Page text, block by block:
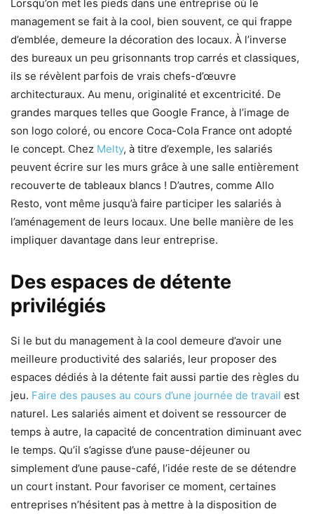
Lorsqu’on met les pieds dans une entreprise où le
management se fait à la cool, bien souvent, ce qui frappe
d’emblée, demeure la décoration des locaux. À l’inverse
des bureaux un peu grisonnants trop carrés et classiques,
ils se révèlent parfois de vrais chefs-d’œuvre
architecturaux. Au menu, originalité et excentricité. De
grandes marques telles que Google France, à l’image de
son logo coloré, ou encore Coca-Cola France ont adopté
le concept. Chez Melty, à titre d’exemple, les salariés
peuvent écrire sur les murs grâce à une salle entièrement
recouverte de tableaux blancs ! D’autres, comme Allo
Resto, vont même jusqu’à faire participer les salariés à
l’aménagement de leurs locaux. Une belle manière de les
impliquer davantage dans leur entreprise.
Des espaces de détente
privilégiés
Si le but du management à la cool demeure d’avoir une
meilleure productivité des salariés, leur proposer des
espaces dédiés à la détente fait aussi partie des règles du
jeu. Faire des pauses au cours d’une journée de travail est
naturel. Les salariés aiment et doivent se ressourcer de
temps à autre, la capacité de concentration diminuant avec
le temps. Qu’il s’agisse d’une pause-déjeuner ou
simplement d’une pause-café, l’idée reste de se détendre
un court instant. Pour favoriser ce moment, certaines
entreprises n’hésitent pas à mettre à la disposition de